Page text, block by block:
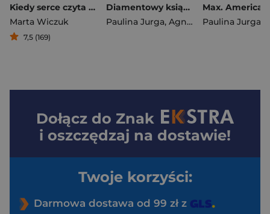
Kiedy serce czyta na głos
Marta Wiczuk
7,5 (169)
Diamentowy książę. Bloody diamonds. Tom 1
Paulina Jurga, Agnieszka Lingas-Łoniewska Paulina Jurga
Dołącz do Znak
i oszczędzaj na dostawie!
Twoje korzyści:
Darmowa dostawa od 99 zł z